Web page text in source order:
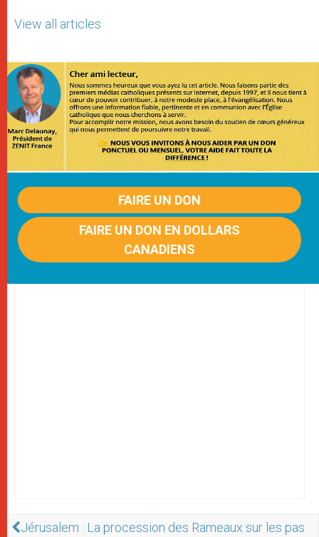
View all articles
FAIRE UN DON
FAIRE UN DON EN DOLLARS
CANADIENS
Jérusalem : La procession des Rameaux sur les pas